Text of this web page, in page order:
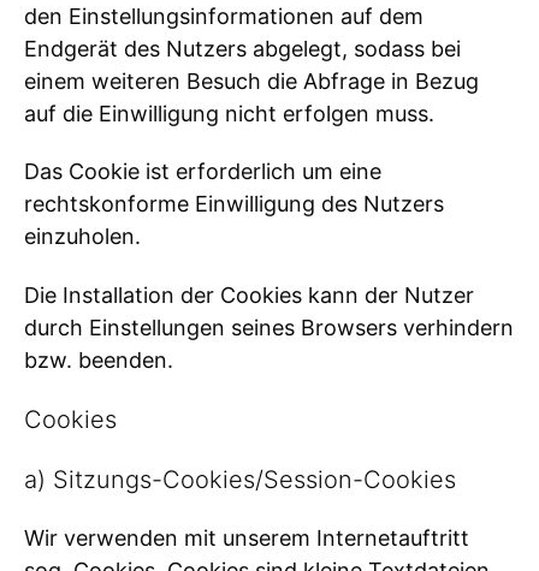
den Einstellungsinformationen auf dem
Endgerät des Nutzers abgelegt, sodass bei
einem weiteren Besuch die Abfrage in Bezug
auf die Einwilligung nicht erfolgen muss.
Das Cookie ist erforderlich um eine
rechtskonforme Einwilligung des Nutzers
einzuholen.
Die Installation der Cookies kann der Nutzer
durch Einstellungen seines Browsers verhindern
bzw. beenden.
Cookies
a) Sitzungs-Cookies/Session-Cookies
Wir verwenden mit unserem Internetauftritt